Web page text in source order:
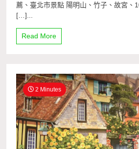
薦、臺北市景點 陽明山、竹子、故宮、
[…]...
Read More
2 Minutes